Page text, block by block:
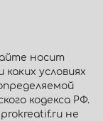
носит
условиях
кодекса РФ.
не